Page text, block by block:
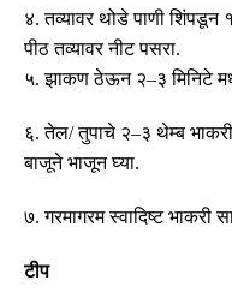
४.तव्यावर थोडे पाणी शिंपडून
पीठ तव्यावर नीट पसरा.
५.झाकण ठेऊन २–३ मिनिटे
६.तेल/तुपाचे २–३ थेम्ब
बाजूने भाजून घ्या.
७.गरमागरम स्वादिष्ट भाकरी
टीप